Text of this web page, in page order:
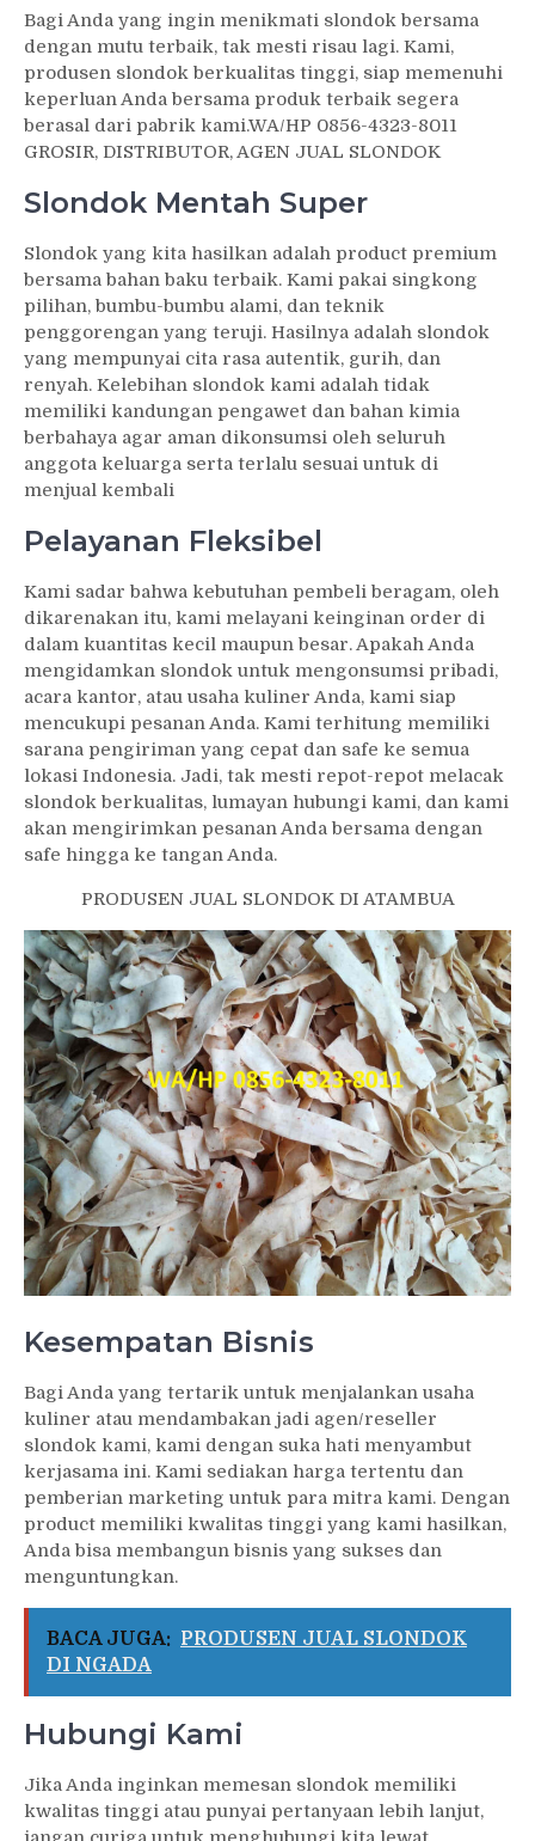
Bagi Anda yang ingin menikmati slondok bersama
dengan mutu terbaik, tak mesti risau lagi. Kami,
produsen slondok berkualitas tinggi, siap memenuhi
keperluan Anda bersama produk terbaik segera
berasal dari pabrik kami.WA/HP 0856-4323-8011
GROSIR, DISTRIBUTOR, AGEN JUAL SLONDOK
Slondok Mentah Super
Slondok yang kita hasilkan adalah product premium
bersama bahan baku terbaik. Kami pakai singkong
pilihan, bumbu-bumbu alami, dan teknik
penggorengan yang teruji. Hasilnya adalah slondok
yang mempunyai cita rasa autentik, gurih, dan
renyah. Kelebihan slondok kami adalah tidak
memiliki kandungan pengawet dan bahan kimia
berbahaya agar aman dikonsumsi oleh seluruh
anggota keluarga serta terlalu sesuai untuk di
menjual kembali
Pelayanan Fleksibel
Kami sadar bahwa kebutuhan pembeli beragam, oleh
dikarenakan itu, kami melayani keinginan order di
dalam kuantitas kecil maupun besar. Apakah Anda
mengidamkan slondok untuk mengonsumsi pribadi,
acara kantor, atau usaha kuliner Anda, kami siap
mencukupi pesanan Anda. Kami terhitung memiliki
sarana pengiriman yang cepat dan safe ke semua
lokasi Indonesia. Jadi, tak mesti repot-repot melacak
slondok berkualitas, lumayan hubungi kami, dan kami
akan mengirimkan pesanan Anda bersama dengan
safe hingga ke tangan Anda.
PRODUSEN JUAL SLONDOK DI ATAMBUA
Kesempatan Bisnis
Bagi Anda yang tertarik untuk menjalankan usaha
kuliner atau mendambakan jadi agen/reseller
slondok kami, kami dengan suka hati menyambut
kerjasama ini. Kami sediakan harga tertentu dan
pemberian marketing untuk para mitra kami. Dengan
product memiliki kwalitas tinggi yang kami hasilkan,
Anda bisa membangun bisnis yang sukses dan
menguntungkan.
BACA JUGA: PRODUSEN JUAL SLONDOK
DI NGADA
Hubungi Kami
Jika Anda inginkan memesan slondok memiliki
kwalitas tinggi atau punyai pertanyaan lebih lanjut,